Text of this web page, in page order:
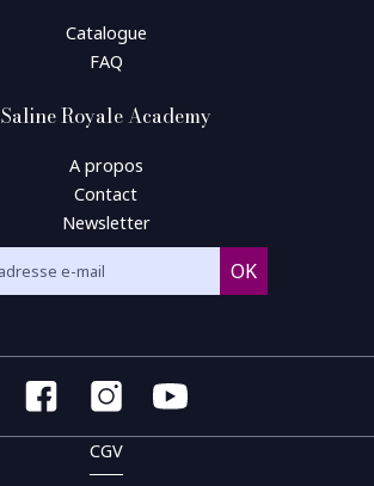
Catalogue
FAQ
Saline Royale Academy
A propos
Contact
Newsletter
CGV